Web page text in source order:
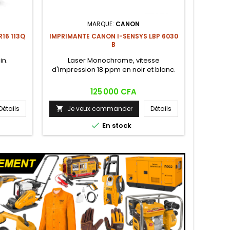
113Q
MARQUE: CANON
IMPRIMANTE CANON I-SENSYS LBP 6030
B
Laser Monochrome, vitesse
d'impression 18 ppm en noir et blanc.
Prix
125 000 CFA
 Je veux commander Détails
 En stock